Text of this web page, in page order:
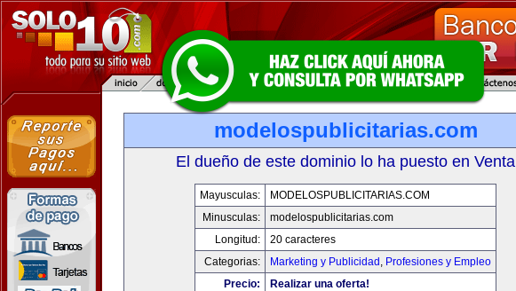
modelospublicitarias.com
El dueño de este dominio lo ha puesto en Venta
Mayusculas:
MODELOSPUBLICITARIAS.COM
Minusculas:
modelospublicitarias.com
Longitud:
20 caracteres
Categorias:
Marketing y Publicidad , Profesiones y Empleo
Precio:
Realizar una oferta!